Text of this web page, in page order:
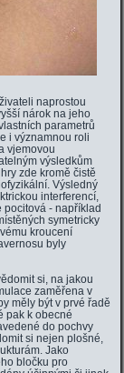
naprostou
nárok na jeho
parametrů
i významnou roli
vjemovou
výsledkům
zde kromě čistě
Výsledný
interferencí,
- například
symetricky
kroucení
byly
si, na jakou
zaměřena v
měly být v prvé řadě
pak k obecné
do pochvy
si nejen plošné,
Jako
bločku pro